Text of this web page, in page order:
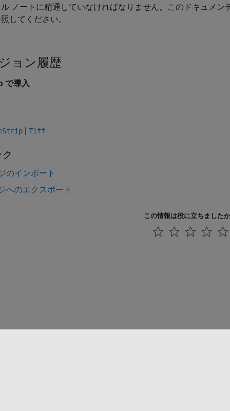
ル ノートに精通していなければなりません。このドキュメン
してください。
ョン履歴
で導入
Tiff
ク
のインポート
へのエクスポート
この情報は役に立ちました